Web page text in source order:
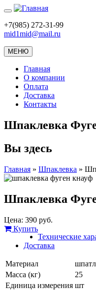
+7(985) 272-31-99
mid1mid@mail.ru
МЕНЮ
Главная
О компании
Оплата
Доставка
Контакты
Шпаклевка
Вы здесь
Главная » Шпаклевка »
Шпаклевка
Цена: 390 руб.
Купить
Технические
Доставка
Материал
Масса (кг)
25
Единица измерения шт